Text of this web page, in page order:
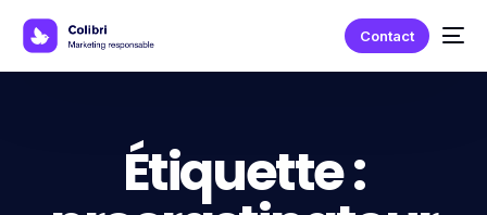
Contact
Étiquette :